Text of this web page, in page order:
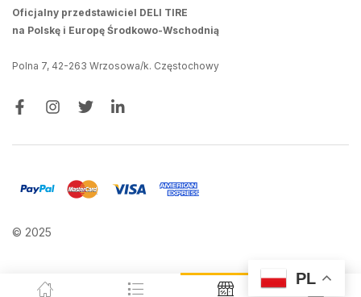
Oficjalny przedstawiciel DELI TIRE
na Polskę i Europę Środkowo-Wschodnią
Polna 7, 42-263 Wrzosowa/k. Częstochowy
© 2025
PL